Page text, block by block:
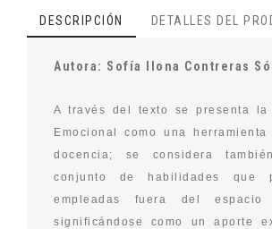
DESCRIPCIÓN DETALLES DEL
Autora: Sofía Ilona Contreras
A través del texto se presenta la
Emocional como una
docencia; se considera
conjunto de habilidades que
empleadas fuera del espacio
significándose como un aporte